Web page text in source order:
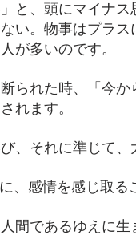
と、頭にマイナス
い。物事はプラス
が多いのです。
られた時、「今
れます。
、それに準じて、
、感情を感じ取る
間であるゆえに